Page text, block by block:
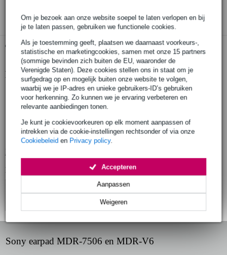
Om je bezoek aan onze website soepel te laten verlopen en bij
je te laten passen, gebruiken we functionele cookies.
Als je toestemming geeft, plaatsen we daarnaast voorkeurs-,
statistische en marketingcookies, samen met onze 15 partners
(sommige bevinden zich buiten de EU, waaronder de
Verenigde Staten). Deze cookies stellen ons in staat om je
surfgedrag op en mogelijk buiten onze website te volgen,
waarbij we je IP-adres en unieke gebruikers-ID’s gebruiken
voor herkenning. Zo kunnen we je ervaring verbeteren en
relevante aanbiedingen tonen.
Je kunt je cookievoorkeuren op elk moment aanpassen of
intrekken via de cookie-instellingen rechtsonder of via onze
Cookiebeleid en Privacy policy.
Weigeren
Aanpassen
Accepteren
Gratis ophalen in de winkel
Productinformatie
reserve oorschelp voor Sony MDR-7506 en MDR-V6
hoofdtelefoon
worden
materiaal: kunststof
Sony earpad MDR-7506 en MDR-V6